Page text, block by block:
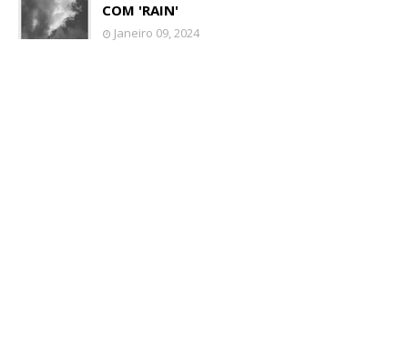
COM 'RAIN'
Janeiro 09, 2024